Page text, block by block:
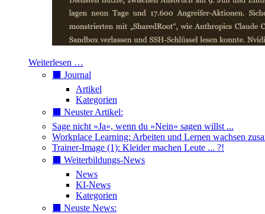
Weiterlesen …
⬛️ Journal
Artikel
Kategorien
⬛️ Neuster Artikel:
Sage nicht »Ja«, wenn du »Nein« sagen willst ...
Workplace Learning: Arbeiten und Lernen wachsen
Trainer-Image (1): Kleider machen Leute ... ?!
⬛️ Weiterbildungs-News
News
KI-News
Kategorien
⬛️ Neuste News: